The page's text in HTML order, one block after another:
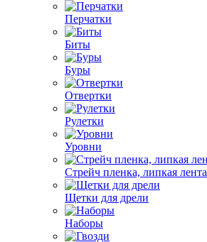
Перчатки
Биты
Буры
Отвертки
Рулетки
Уровни
Стрейч пленка, липкая лента
Щетки для дрели
Наборы